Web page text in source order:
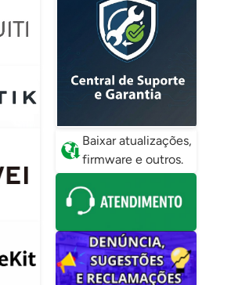
Baixar atualizações,
firmware e outros.